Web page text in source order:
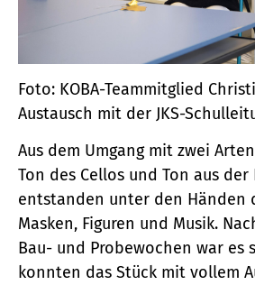
Foto: KOBA-Teammitglied
Austausch mit der JKS-
Aus dem Umgang mit zwei
Ton des Cellos und Ton aus der
entstanden unter den Händen
Masken, Figuren und Musik.
Bau- und Probewochen war es
konnten das Stück mit vollem